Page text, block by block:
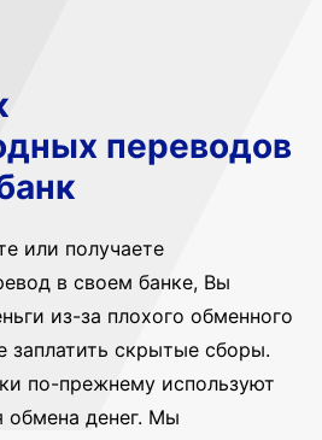
переводов
или получаете
в своем банке, Вы
из-за плохого обменного
заплатить скрытые сборы.
по-прежнему используют
обмена денег. Мы